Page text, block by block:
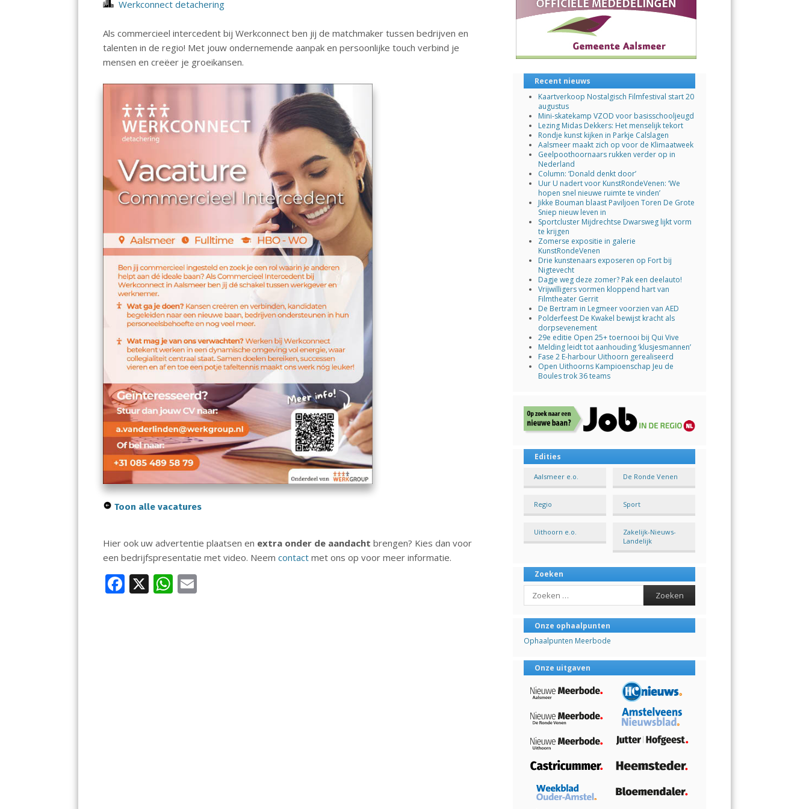
Werkconnect detachering
Als commercieel intercedent bij Werkconnect ben jij de matchmaker tussen bedrijven en
talenten in de regio! Met jouw ondernemende aanpak en persoonlijke touch verbind je
mensen en creëer je groeikansen.
Toon alle vacatures
Hier ook uw advertentie plaatsen en extra onder de aandacht brengen? Kies dan voor
een bedrijfspresentatie met video. Neemcontact met ons op voor meer informatie.
F X W
Recent nieuws
Kaartverkoop Nostalgisch Filmfestival start 20
augustus
Mini-skatekamp VZOD voor basisschooljeugd
Lezing Midas Dekkers: Het menselijk tekort
Rondje kunst kijken in Parkje Calslagen
Aalsmeer maakt zich op voor de Klimaatweek
Geelpoothoornaars rukken verder op in
Nederland
Column: ‘Donald denkt door’
Uur U nadert voor KunstRondeVenen: ‘We
hopen snel nieuwe ruimte te vinden’
Jikke Bouman blaast Paviljoen Toren De Grote
Sniep nieuw leven in
Sportcluster Mijdrechtse Dwarsweg lijkt vorm
te krijgen
Zomerse expositie in galerie
KunstRondeVenen
Drie kunstenaars exposeren op Fort bij
Nigtevecht
Dagje weg deze zomer? Pak een deelauto!
Vrijwilligers vormen kloppend hart van
Filmtheater Gerrit
De Bertram in Legmeer voorzien van AED
Polderfeest De Kwakel bewijst kracht als
dorpsevenement
29e editie Open 25+ toernooi bij Qui Vive
Melding leidt tot aanhouding ‘klusjesmannen’
Fase 2 E-harbour Uithoorn gerealiseerd
Open Uithoorns Kampioenschap Jeu de
Boules trok 36 teams
Edities
Aalsmeer e.o. De Ronde Venen
Regio Sport
Uithoorn e.o.
Zakelijk-Nieuws-
Landelijk
Zoeken
Search
Onze ophaalpunten
Ophaalpunten Meerbode
Onze uitgaven